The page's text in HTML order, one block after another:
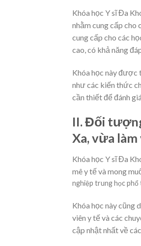
Khóa học Y sĩ Đa
nhằm cung cấp cho
cung cấp cho các
cao, có khả năng
Khóa học này được
như các kiến thức
cần thiết để đánh
II. Đối
Xa, vừa
Khóa học Y sĩ Đa
mê y tế và mong
nghiệp trung học
Khóa học này cũng
viên y tế và các
cập nhật nhất về